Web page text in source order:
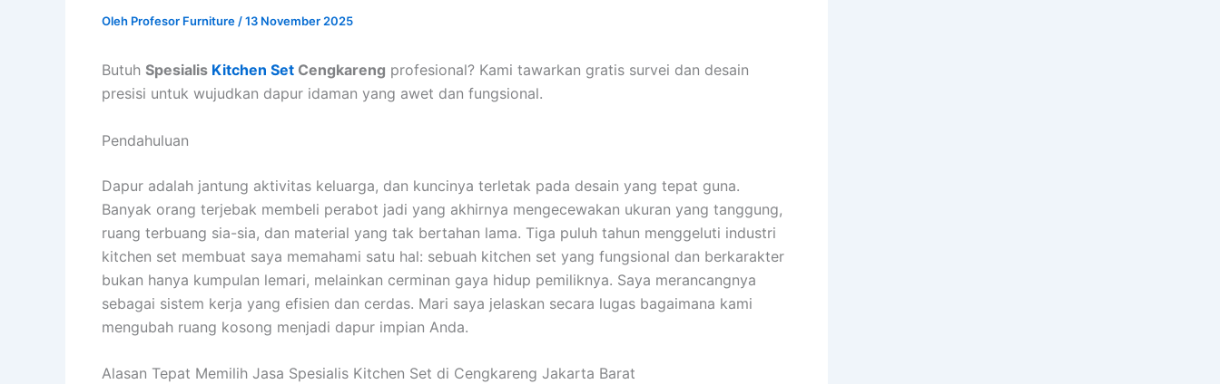
Oleh Profesor Furniture /13 November 2025
Butuh Spesialis Kitchen Set Cengkareng profesional? Kami tawarkan gratis survei dan desain
presisi untuk wujudkan dapur idaman yang awet dan fungsional.
Pendahuluan
Dapur adalah jantung aktivitas keluarga, dan kuncinya terletak pada desain yang tepat guna.
Banyak orang terjebak membeli perabot jadi yang akhirnya mengecewakan ukuran yang tanggung,
ruang terbuang sia-sia, dan material yang tak bertahan lama. Tiga puluh tahun menggeluti industri
kitchen set membuat saya memahami satu hal: sebuah kitchen set yang fungsional dan berkarakter
bukan hanya kumpulan lemari, melainkan cerminan gaya hidup pemiliknya. Saya merancangnya
sebagai sistem kerja yang efisien dan cerdas. Mari saya jelaskan secara lugas bagaimana kami
mengubah ruang kosong menjadi dapur impian Anda.
Alasan Tepat Memilih Jasa Spesialis Kitchen Set di Cengkareng Jakarta Barat